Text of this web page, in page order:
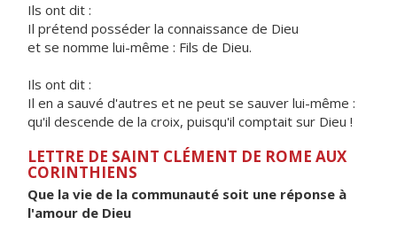
Ils ont dit :
Il prétend posséder la connaissance de Dieu
et se nomme lui-même : Fils de Dieu.
Ils ont dit :
Il en a sauvé d'autres et ne peut se sauver lui-même :
qu'il descende de la croix, puisqu'il comptait sur Dieu !
LETTRE DE SAINT CLÉMENT DE ROME AUX
CORINTHIENS
Que la vie de la communauté soit une réponse à
l'amour de Dieu